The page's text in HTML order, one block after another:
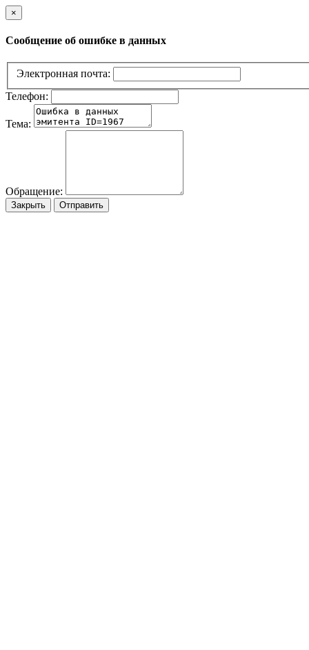
×
Сообщение об ошибке в данных
Электронная почта:
Телефон:
Тема:
Обращение:
Закрыть Отправить